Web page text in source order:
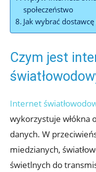
społeczeństwo
Jak wybrać
Czym jest
Internet
wykorzystuje włókna
danych. W
miedzianych,
świetlnych do